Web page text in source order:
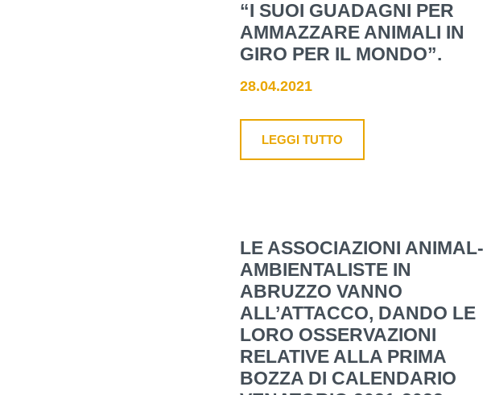
“I SUOI GUADAGNI PER
AMMAZZARE ANIMALI IN
GIRO PER IL MONDO”.
28.04.2021
LEGGI TUTTO
LE ASSOCIAZIONI ANIMAL-
AMBIENTALISTE IN
ABRUZZO VANNO
ALL’ATTACCO, DANDO LE
LORO OSSERVAZIONI
RELATIVE ALLA PRIMA
BOZZA DI CALENDARIO